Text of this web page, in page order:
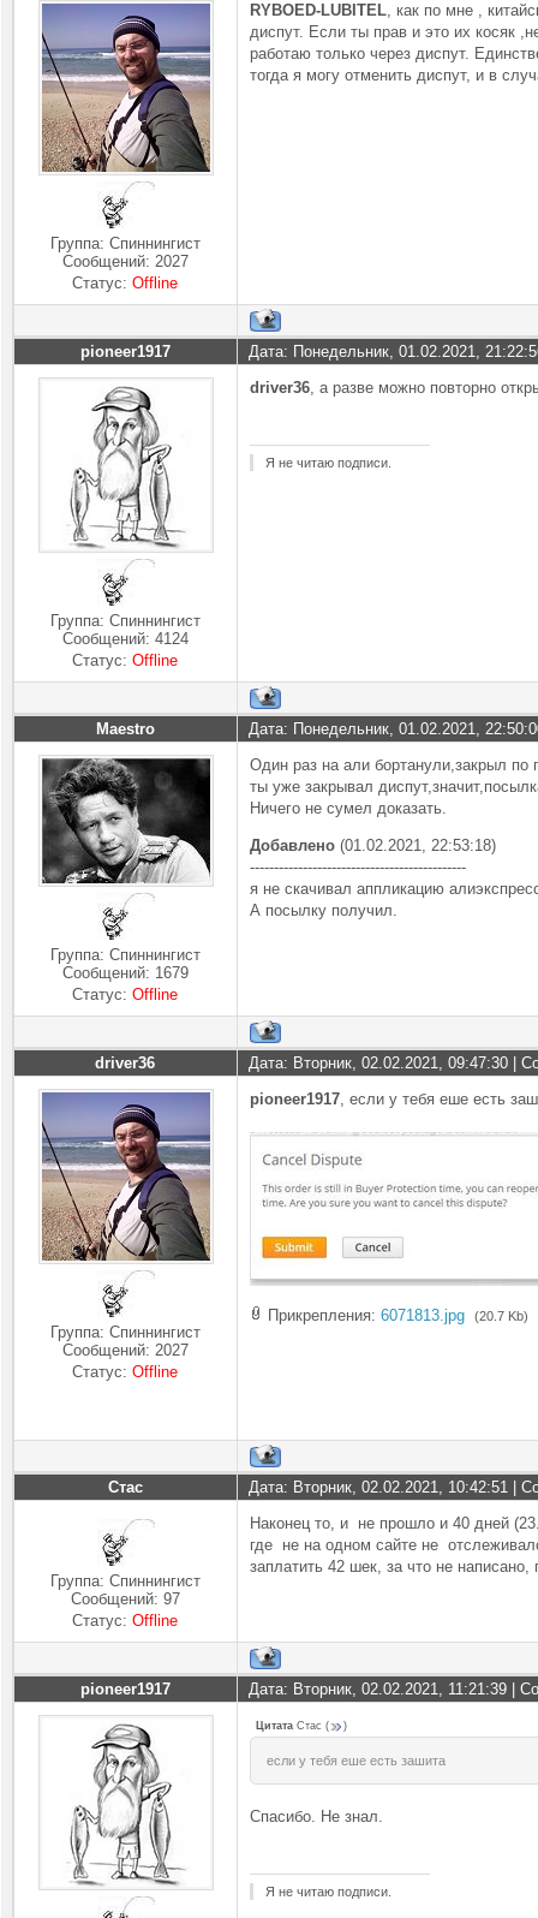
Группа: Спиннингист
Сообщений: 2027
Статус:Offline
RYBOED-LUBITEL, как по мне ,
диспут. Если ты прав и это их косяк
работаю только через диспут.
тогда я могу отменить диспут, и в
pioneer1917 Дата: Понедельник, 01.02.2021,
Группа: Спиннингист
Сообщений: 4124
Статус:Offline
driver36, а разве можно повторно
Я не читаю подписи.
Maestro Дата: Понедельник, 01.02.2021,
Группа: Спиннингист
Сообщений: 1679
Статус:Offline
Один раз на али бортанули,закрыл
ты уже закрывал
Ничего не сумел доказать.
Добавлено (01.02.2021, 22:53:18)
---------------------------------------------
я не скачивал аппликацию
А посылку получил.
driver36 Дата: Вторник, 02.02.2021, 09:47:30 |
Группа: Спиннингист
Сообщений: 2027
Статус:Offline
pioneer1917, если у тебя еше есть
Прикрепления: 6071813.jpg (20.7 Kb)
Стас Дата: Вторник, 02.02.2021, 10:42:51 |
Группа: Спиннингист
Сообщений: 97
Статус:Offline
Наконец то, и не прошло и 40 дней
где не на одном сайте не
заплатить 42 шек, за что не
pioneer1917 Дата: Вторник, 02.02.2021, 11:21:39 |
Цитата Стас ( )
если у тебя еше есть зашита
Спасибо. Не знал.
Я не читаю подписи.